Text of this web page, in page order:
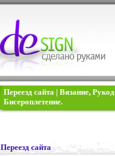
Переезд сайта | Вязание,
Бисероплетение.
Переезд сайта